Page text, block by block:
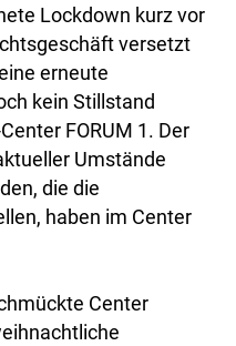
Lockdown kurz vor
versetzt
erneute
kein Stillstand
FORUM 1. Der
Umstände
die die
haben im Center
Center